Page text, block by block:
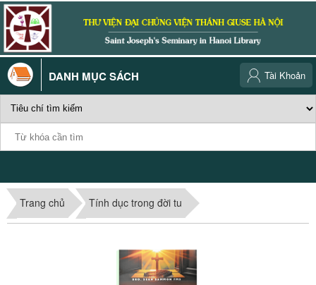
DANH MỤC SÁCH Tài Khoản
Trang chủ Tính dục trong đời tu